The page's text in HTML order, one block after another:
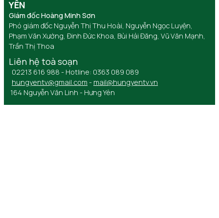
YÊN
Giám đốc Hoàng Minh Sơn
Phó giám đốc Nguyễn Thị Thu Hoài, Nguyễn Ngọc Luyện,
Phạm Văn Xướng, Đinh Đức Khoa, Bùi Hải Đăng, Vũ Văn Mạnh,
Trần Thị Thoa
Liên hệ toà soạn
02213 616 988 - Hotline: 0363 089 089
hungyentv@gmail.com - mail@hungyentv.vn
164 Nguyễn Văn Linh - Hưng Yên